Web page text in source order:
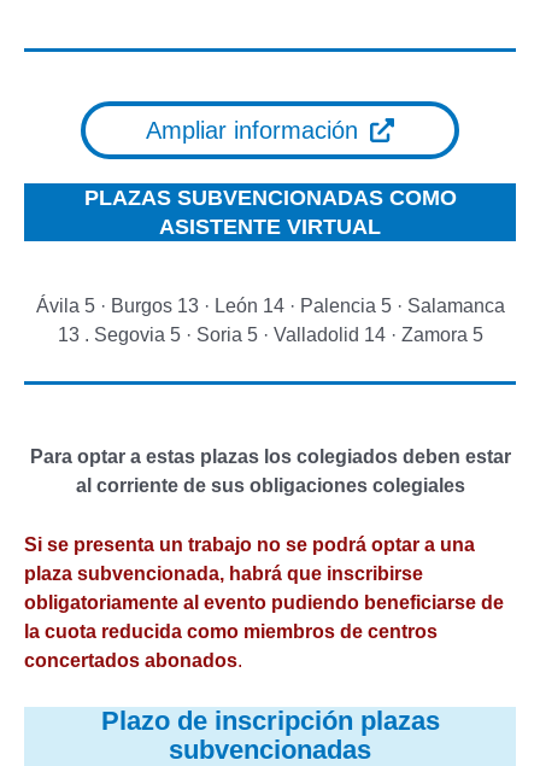
Ampliar información
PLAZAS SUBVENCIONADAS COMO
ASISTENTE VIRTUAL
Ávila 5 · Burgos 13 · León 14 · Palencia 5 · Salamanca
13 . Segovia 5 · Soria 5 · Valladolid 14 · Zamora 5
Para optar a estas plazas los colegiados deben estar
al corriente de sus obligaciones colegiales
Si se presenta un trabajo no se podrá optar a una
plaza subvencionada, habrá que inscribirse
obligatoriamente al evento pudiendo beneficiarse de
la cuota reducida como miembros de centros
concertados abonados.
Plazo de inscripción plazas
subvencionadas